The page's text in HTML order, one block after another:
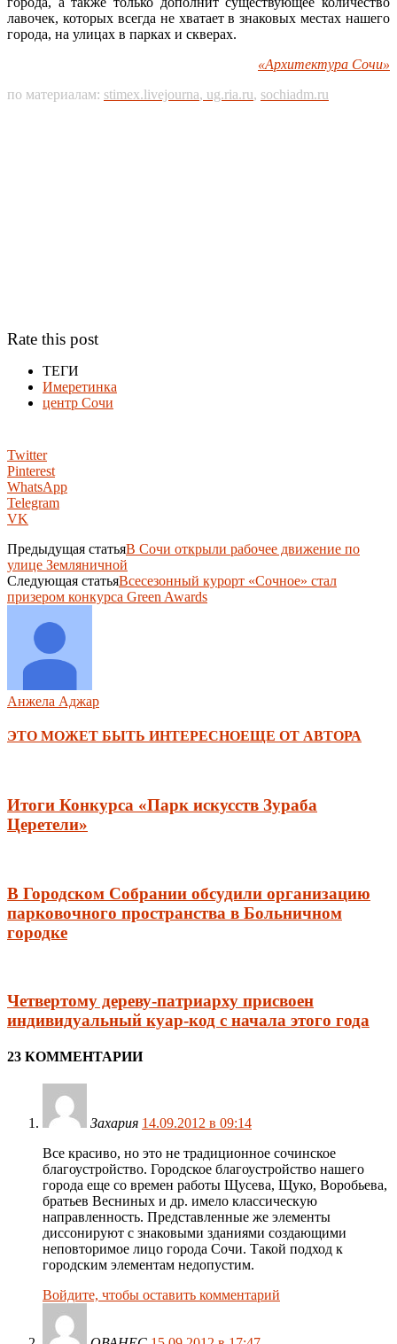
лавочек, которых всегда не хватает в знаковых местах нашего
города, на улицах в парках и скверах.
«Архитектура Сочи»
по материалам: stimex.livejourna, ug.ria.ru, sochiadm.ru
Rate this post
ТЕГИ
Имеретинка
центр Сочи
Twitter
Pinterest
WhatsApp
Telegram
VK
Предыдущая статьяВ Сочи открыли рабочее движение по
улице Земляничной
Следующая статьяВсесезонный курорт «Сочное» стал
призером конкурса Green Awards
Анжела Аджар
ЭТО МОЖЕТ БЫТЬ ИНТЕРЕСНОЕЩЕ ОТ АВТОРА
Итоги Конкурса «Парк искусств Зураба
Церетели»
В Городском Собрании обсудили организацию
парковочного пространства в Больничном
городке
Четвертому дереву-патриарху присвоен
индивидуальный куар-код с начала этого года
23 КОММЕНТАРИИ
Захария 14.09.2012 в 09:14
Все красиво, но это не традиционное сочинское
благоустройство. Городское благоустройство нашего
города еще со времен работы Щусева, Щуко, Воробьева,
братьев Весниных и др. имело классическую
направленность. Представленные же элементы
диссонируют с знаковыми зданиями создающими
неповторимое лицо города Сочи. Такой подход к
городским элементам недопустим.
Войдите, чтобы оставить комментарий